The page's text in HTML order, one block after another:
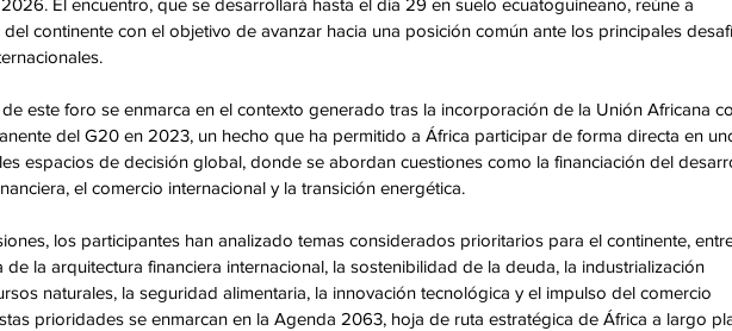
del continente con el objetivo de avanzar hacia una posición común ante los principales
este foro se enmarca en el contexto generado tras la incorporación de la Unión Africana
del G20 en 2023, un hecho que ha permitido a África participar de forma directa en
espacios de decisión global, donde se abordan cuestiones como la financiación del
el comercio internacional y la transición energética.
los participantes han analizado temas considerados prioritarios para el continente,
de la arquitectura financiera internacional, la sostenibilidad de la deuda, la industrialización
naturales, la seguridad alimentaria, la innovación tecnológica y el impulso del comercio
prioridades se enmarcan en la Agenda 2063, hoja de ruta estratégica de África a largo